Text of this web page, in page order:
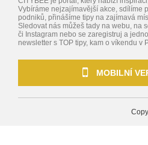
Vybíráme nejzajímavější akce, sdílíme
podniků, přinášíme tipy na zajímavá
Sledovat nás můžeš tady na webu, na
či Instagram nebo se zaregistruj a
newsletter s TOP tipy, kam o víkendu v
MOBILNÍ